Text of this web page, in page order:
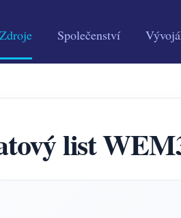
Zdroje Společenství
list